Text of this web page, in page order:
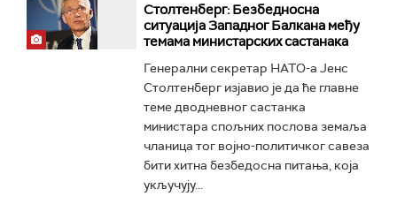
Столтенберг: Безбедносна
ситуација Западног Балкана међу
темама министарских састанака
Генерални секретар НАТО-а Јенс
Столтенберг изјавио је да ће главне
теме дводневног састанка
министара спољних послова земаља
чланица тог војно-политичког савеза
бити хитна безбедосна питања, која
укључују...